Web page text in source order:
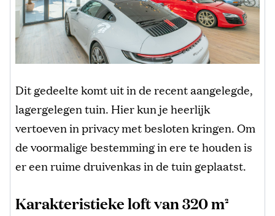
Dit gedeelte komt uit in de recent aangelegde,
lagergelegen tuin. Hier kun je heerlijk
vertoeven in privacy met besloten kringen. Om
de voormalige bestemming in ere te houden is
er een ruime druivenkas in de tuin geplaatst.
Karakteristieke loft van 320 m²